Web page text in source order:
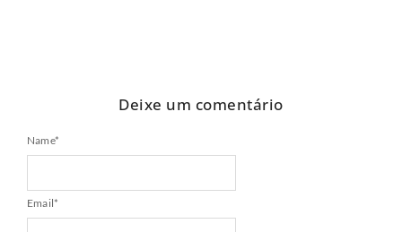
Deixe um comentário
Name*
Email*